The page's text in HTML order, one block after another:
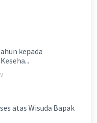
kepada
atas Wisuda Bapak